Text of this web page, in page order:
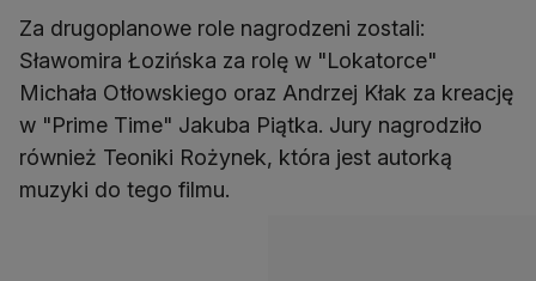
Za drugoplanowe role nagrodzeni zostali:
Sławomira Łozińska za rolę w "Lokatorce"
Michała Otłowskiego oraz Andrzej Kłak za kreację
w "Prime Time" Jakuba Piątka. Jury nagrodziło
również Teoniki Rożynek, która jest autorką
muzyki do tego filmu.